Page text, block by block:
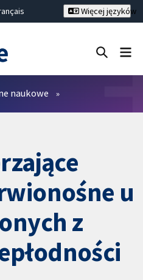
Więcej języków
naukowe
u
z